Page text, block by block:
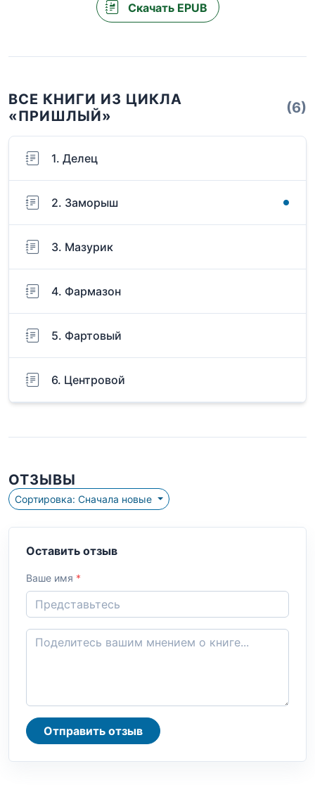
Скачать EPUB
ВСЕ КНИГИ ИЗ ЦИКЛА
«ПРИШЛЫЙ»
(6)
1. Делец
2. Заморыш
3. Мазурик
4. Фармазон
5. Фартовый
6. Центровой
ОТЗЫВЫ
Сортировка: Сначала новые
Оставить отзыв
Ваше имя *
Отправить отзыв